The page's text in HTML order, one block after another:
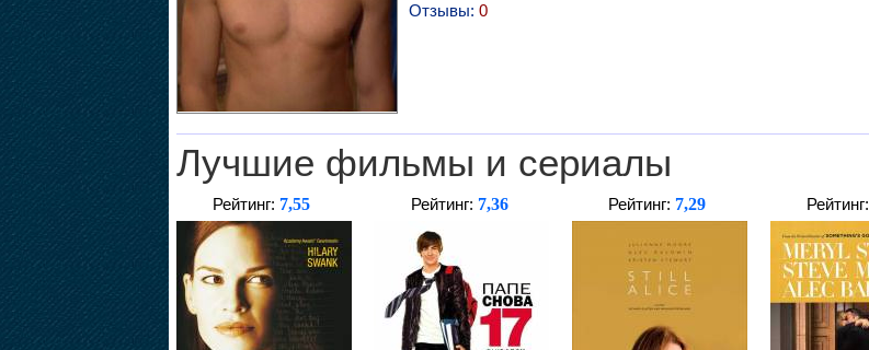
Отзывы: 0
Лучшие фильмы и сериалы
Рейтинг: 7,55 Рейтинг: 7,36 Рейтинг: 7,29 Рейтинг: